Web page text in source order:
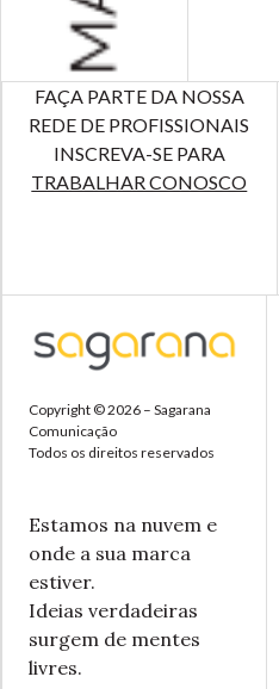
FAÇA PARTE DA NOSSA
REDE DE PROFISSIONAIS
INSCREVA-SE PARA
TRABALHAR CONOSCO
Copyright © 2026 – Sagarana
Comunicação
Todos os direitos reservados
Estamos na nuvem e
onde a sua marca
estiver.
Ideias verdadeiras
surgem de mentes
livres.